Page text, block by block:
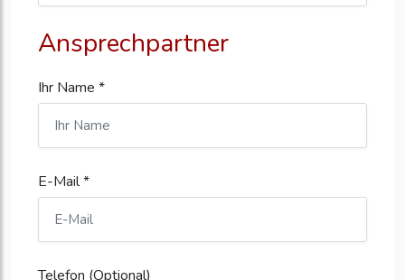
Ansprechpartner
Ihr Name *
E-Mail *
Telefon (Optional)